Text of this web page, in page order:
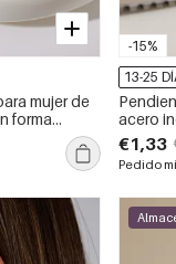
mujer de
forma
y
al agua.
-15%
13-25
acero
oro,
€1,33
Pedido